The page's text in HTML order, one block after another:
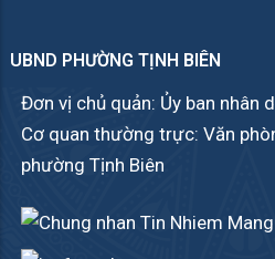
UBND PHƯỜNG TỊNH BIÊN
Đơn vị chủ quản: Ủy ban nhân
Cơ quan thường trực: Văn
phường Tịnh Biên